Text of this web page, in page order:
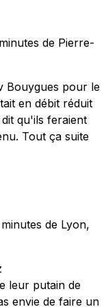
de Pierre-
Bouygues pour le
en débit réduit
qu'ils feraient
Tout ça suite
de Lyon,
leur putain de
envie de faire un